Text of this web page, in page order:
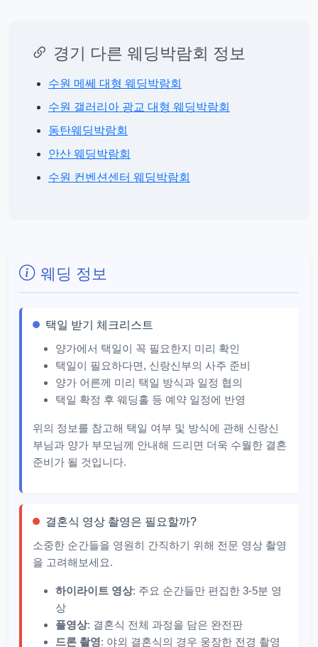
경기 다른 웨딩박람회 정보
수원 메쎄 대형 웨딩박람회
수원 갤러리아 광교 대형 웨딩박람회
동탄웨딩박람회
안산 웨딩박람회
수원 컨벤션센터 웨딩박람회
웨딩 정보
택일 받기 체크리스트
양가에서 택일이 꼭 필요한지 미리 확인
택일이 필요하다면, 신랑신부의 사주 준비
양가 어른께 미리 택일 방식과 일정 협의
택일 확정 후 웨딩홀 등 예약 일정에 반영
위의 정보를 참고해 택일 여부 및 방식에 관해 신랑신
부님과 양가 부모님께 안내해 드리면 더욱 수월한 결혼
준비가 될 것입니다.
결혼식 영상 촬영은 필요할까?
소중한 순간들을 영원히 간직하기 위해 전문 영상 촬영
을 고려해보세요.
하이라이트 영상: 주요 순간들만 편집한 3-5분 영
상
풀영상: 결혼식 전체 과정을 담은 완전판
드론 촬영: 야외 결혼식의 경우 웅장한 전경 촬영